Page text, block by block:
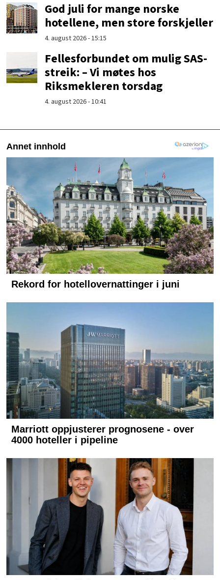
God juli for mange norske
hotellene, men store forskjeller
4. august 2026 - 15:15
Fellesforbundet om mulig SAS-
streik: – Vi møtes hos
Riksmekleren torsdag
4. august 2026 - 10:41